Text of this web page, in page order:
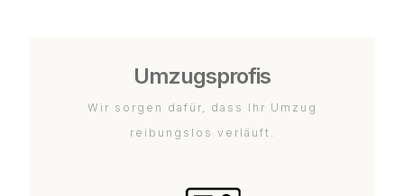
Umzugsprofis
Wir sorgen dafür, dass Ihr Umzug
reibungslos verläuft.